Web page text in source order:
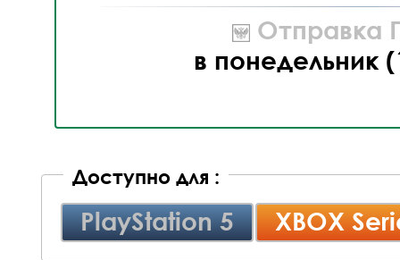
Отправка
в понедельник
Доступно для :
PlayStation 5 XBOX